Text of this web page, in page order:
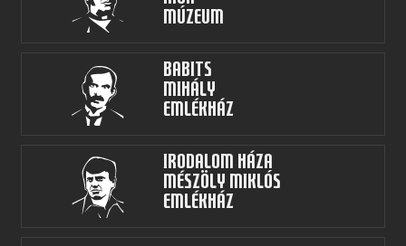
Múzeum
Babits
Mihály
Emlékház
Irodalom Háza
Mészöly Miklós
Emlékház